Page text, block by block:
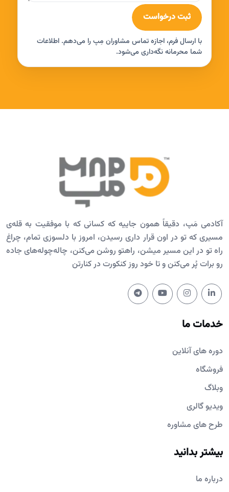
ثبت درخواست
با ارسال فرم، اجازه تماس مشاوران مِپ را می‌دهم. اطلاعات
شما محرمانه نگه‌داری می‌شود.
آکادمی مَپ، دقیقاً همون جاییه که کسانی که با موفقیت به قله‌ی
مسیری که تو در اون قرار داری رسیدن، امروز با دلسوزی تمام، چراغ
راه تو در این مسیر میشن، راهتو روشن می‌کنن، چاله‌چوله‌های جاده
رو برات پُر می‌کنن و تا خود روز کنکورت در کنارتن
خدمات ما
دوره های آنلاین
فروشگاه
وبلاگ
ویدیو گالری
طرح های مشاوره
بیشتر بدانید
درباره ما